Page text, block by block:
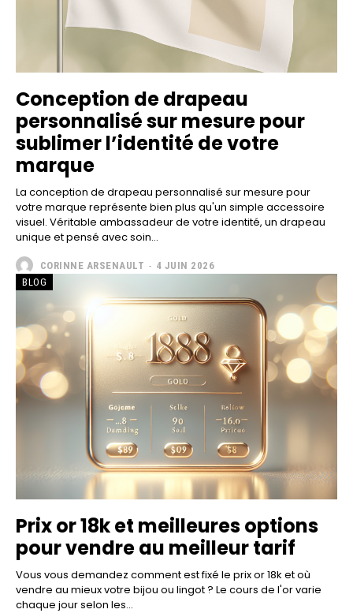
Conception de drapeau
personnalisé sur mesure pour
sublimer l’identité de votre
marque
La conception de drapeau personnalisé sur mesure pour
votre marque représente bien plus qu'un simple accessoire
visuel. Véritable ambassadeur de votre identité, un drapeau
unique et pensé avec soin...
CORINNE ARSENAULT - 4 JUIN 2026
BLOG
Prix or 18k et meilleures options
pour vendre au meilleur tarif
Vous vous demandez comment est fixé le prix or 18k et où
vendre au mieux votre bijou ou lingot ? Le cours de l'or varie
chaque jour selon les...